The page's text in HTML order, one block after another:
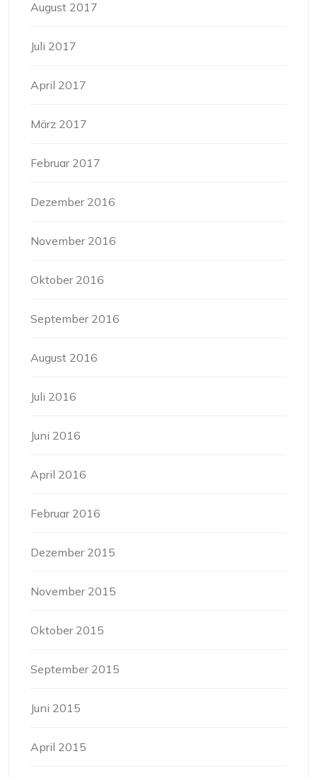
August 2017
Juli 2017
April 2017
März 2017
Februar 2017
Dezember 2016
November 2016
Oktober 2016
September 2016
August 2016
Juli 2016
Juni 2016
April 2016
Februar 2016
Dezember 2015
November 2015
Oktober 2015
September 2015
Juni 2015
April 2015